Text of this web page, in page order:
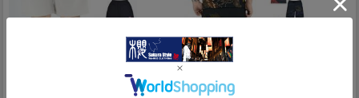
(本体価格：4,900円 + 消費税：490円) 18,480円(本体価格：16,800円 + 消費税：1,680円)